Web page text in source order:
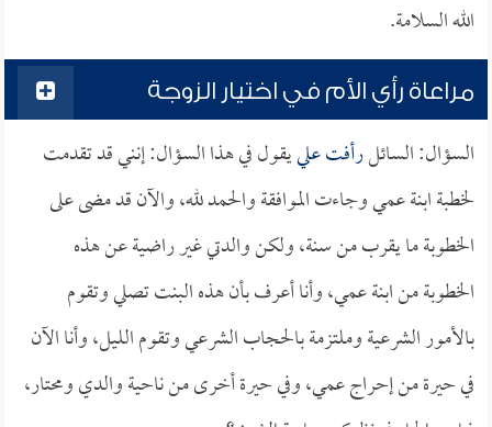
الله السلامة.
مراعاة رأي الأم في اختيار الزوجة
السؤال: السائلرأفت علييقول في هذا السؤال: إنني قد تقدمت
لخطبة ابنة عمي وجاءت الموافقة والحمد لله، والآن قد مضى على
الخطوبة ما يقرب من سنة، ولكن والدتي غير راضية عن هذه
الخطوبة من ابنة عمي، وأنا أعرف بأن هذه البنت تصلي وتقوم
بالأمور الشرعية وملتزمة بالحجاب الشرعي وتقوم الليل، وأنا الآن
في حيرة من إحراج عمي، وفي حيرة أخرى من ناحية والدي ومحتار،